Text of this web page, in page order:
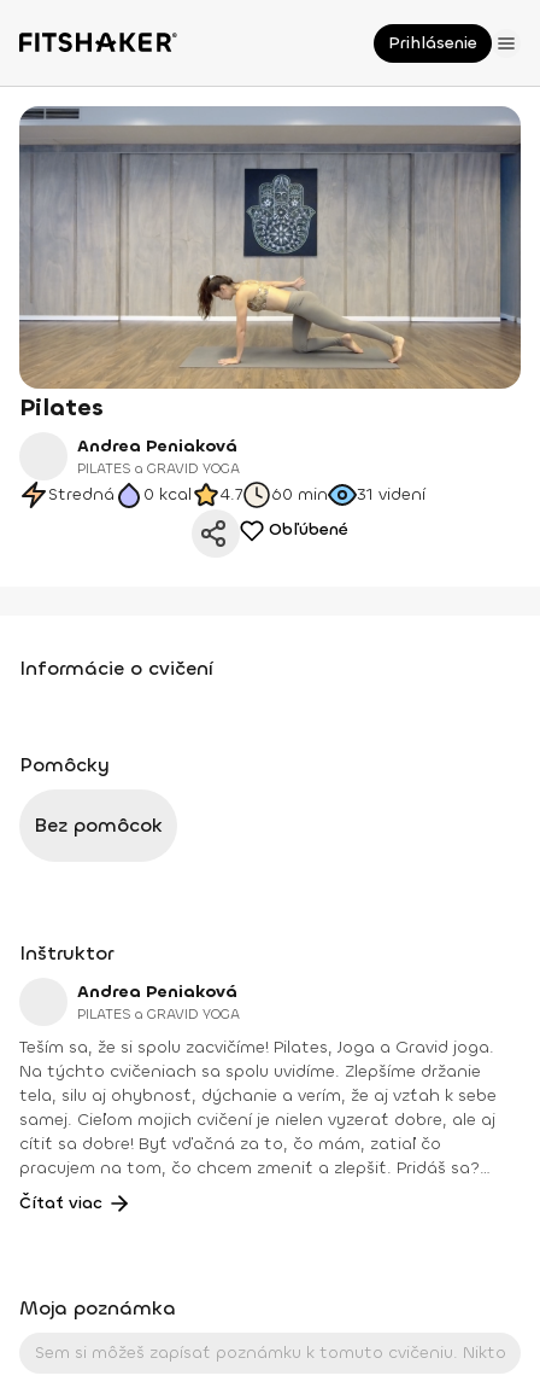
Prihlásenie
Pilates
Andrea Peniaková
PILATES a GRAVID YOGA
Stredná 0 kcal 4.7 60 min 31 videní
Obľúbené
Informácie o cvičení
Pomôcky
Bez pomôcok
Inštruktor
Andrea Peniaková
PILATES a GRAVID YOGA
Teším sa, že si spolu zacvičíme! Pilates, Joga a Gravid joga.
Na týchto cvičeniach sa spolu uvidíme. Zlepšíme držanie
tela, silu aj ohybnosť, dýchanie a verím, že aj vzťah k sebe
samej. Cieľom mojich cvičení je nielen vyzerať dobre, ale aj
cítiť sa dobre! Byť vďačná za to, čo mám, zatiaľ čo
pracujem na tom, čo chcem zmeniť a zlepšiť. Pridáš sa?
Teším sa na teba na online lekciách vo Fitshakeri, aj vo
Fitshaker podcaste! Taktiež osobne na mojich hodinách v
@andrea_mindfulflow Dosiahnuté vzdelanie: • Špecializačný
IYN certificate – Mindfulness Yoga Instructor (mesačný
Čítať viac
Moja poznámka